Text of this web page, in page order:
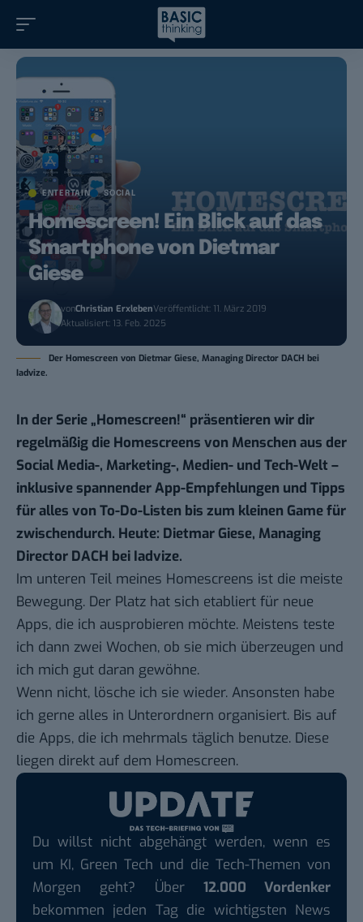
ENTERTAIN SOCIAL
Homescreen! Ein Blick auf das
Smartphone von Dietmar
Giese
vonChristian ErxlebenVeröffentlicht: 11. März 2019
Aktualisiert: 13. Feb. 2025
Der Homescreen von Dietmar Giese, Managing Director DACH bei
Iadvize.
In der Serie „Homescreen!“ präsentieren wir dir
regelmäßig die Homescreens von Menschen aus der
Social Media-, Marketing-, Medien- und Tech-Welt –
inklusive spannender App-Empfehlungen und Tipps
für alles von To-Do-Listen bis zum kleinen Game für
zwischendurch. Heute: Dietmar Giese, Managing
Director DACH bei Iadvize.
Im unteren Teil meines Homescreens ist die meiste
Bewegung. Der Platz hat sich etabliert für neue
Apps, die ich ausprobieren möchte. Meistens teste
ich dann zwei Wochen, ob sie mich überzeugen und
ich mich gut daran gewöhne.
Wenn nicht, lösche ich sie wieder. Ansonsten habe
ich gerne alles in Unterordnern organisiert. Bis auf
die Apps, die ich mehrmals täglich benutze. Diese
liegen direkt auf dem Homescreen.
Du willst nicht abgehängt werden, wenn es
um KI, Green Tech und die Tech-Themen von
Morgen geht? Über 12.000 Vordenker
bekommen jeden Tag die wichtigsten News